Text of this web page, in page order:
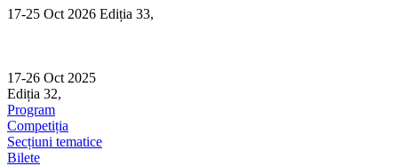
17-25 Oct 2026 Ediția 33,
17-26 Oct 2025
Ediția 32,
Program
Competiția
Secțiuni tematice
Bilete